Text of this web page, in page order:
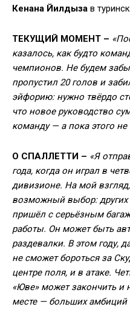
Кенана Йилдыза в
ТЕКУЩИЙ МОМЕНТ –
казалось, как будто
чемпионов. Не будем
пропустил 20 голов и
эйфорию: нужно твёрдо
что новое руководство
команду — а пока этого
О СПАЛЛЕТТИ – «Я
года, когда он играл в
дивизионе. На мой
возможный выбор:
пришёл с серьёзным
работы. Он может быть
раздевалки. В этом году,
не сможет бороться за
центре поля, и в атаке.
«Юве» может закончить
месте — больших амбиций